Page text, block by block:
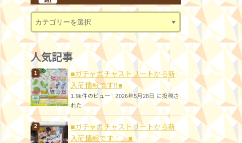
人気記事
■ガチャガチャストリートから新
入荷情報です!!■
1.9k件のビュー|2026年5月28日 に投稿さ
れた
■ガチャガチャストリートから新
入荷情報です！！■